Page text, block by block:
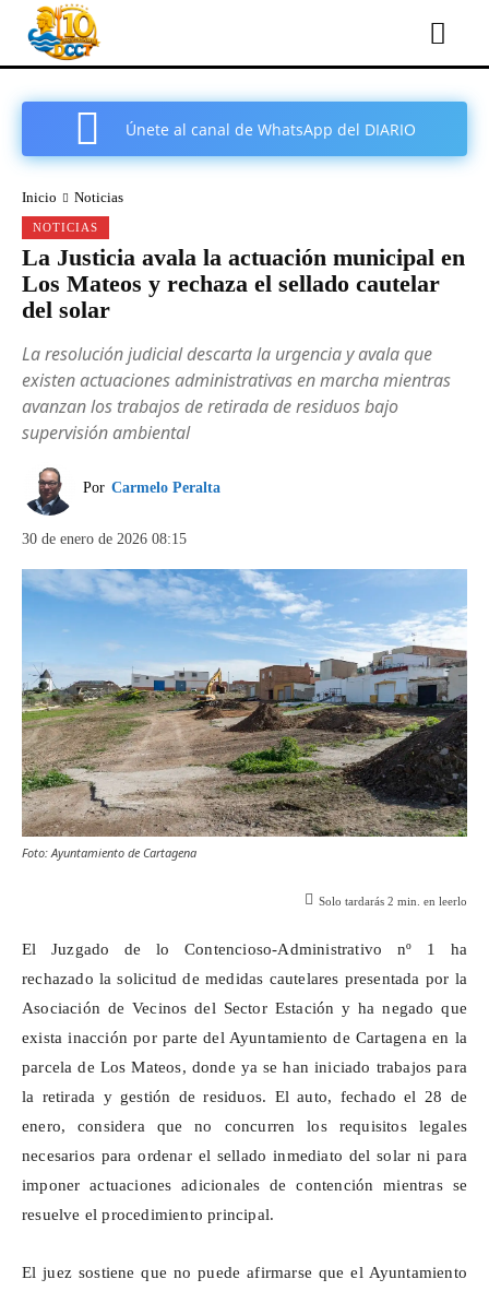
Únete al canal de WhatsApp del DIARIO
Inicio Noticias
NOTICIAS
La Justicia avala la actuación municipal en
Los Mateos y rechaza el sellado cautelar
del solar
La resolución judicial descarta la urgencia y avala que
existen actuaciones administrativas en marcha mientras
avanzan los trabajos de retirada de residuos bajo
supervisión ambiental
Por Carmelo Peralta
30 de enero de 2026 08:15
Foto: Ayuntamiento de Cartagena
Solo tardarás 2 min. en leerlo
El Juzgado de lo Contencioso-Administrativo nº 1 ha
rechazado la solicitud de medidas cautelares presentada por la
Asociación de Vecinos del Sector Estación y ha negado que
exista inacción por parte del Ayuntamiento de Cartagena en la
parcela de Los Mateos, donde ya se han iniciado trabajos para
la retirada y gestión de residuos. El auto, fechado el 28 de
enero, considera que no concurren los requisitos legales
necesarios para ordenar el sellado inmediato del solar ni para
imponer actuaciones adicionales de contención mientras se
resuelve el procedimiento principal.
El juez sostiene que no puede afirmarse que el Ayuntamiento